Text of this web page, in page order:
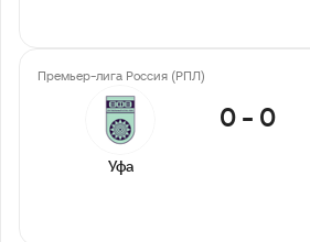
Премьер-лига Россия (РПЛ)
Уфа
0 - 0